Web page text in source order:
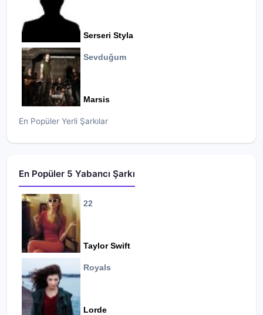
Serseri Styla
Sevduğum
Marsis
En Popüler Yerli Şarkılar
En Popüler 5 Yabancı Şarkı
22
Taylor Swift
Royals
Lorde